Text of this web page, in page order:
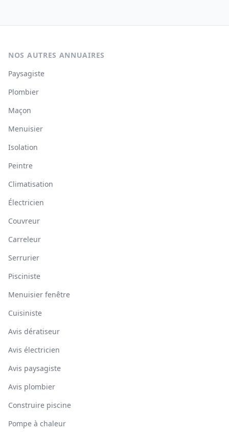
NOS AUTRES ANNUAIRES
Paysagiste
Plombier
Maçon
Menuisier
Isolation
Peintre
Climatisation
Électricien
Couvreur
Carreleur
Serrurier
Pisciniste
Menuisier fenêtre
Cuisiniste
Avis dératiseur
Avis électricien
Avis paysagiste
Avis plombier
Construire piscine
Pompe à chaleur